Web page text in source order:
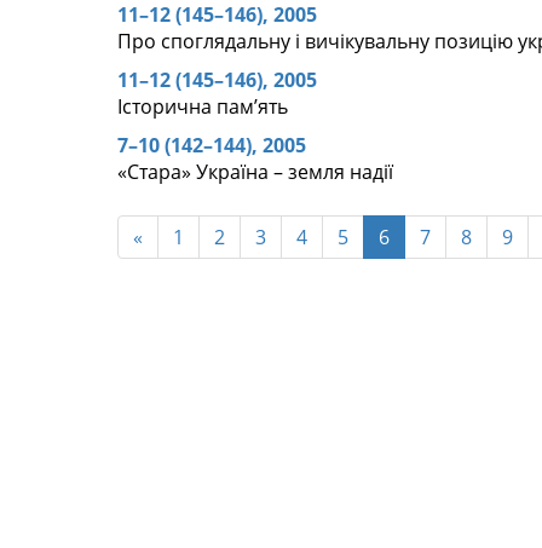
11–12 (145–146), 2005
Про споглядальну і вичікувальну позицію
11–12 (145–146), 2005
Історична пам’ять
7–10 (142–144), 2005
«Стара» Україна – земля надії
« 1 2 3 4 5 6 7 8 9